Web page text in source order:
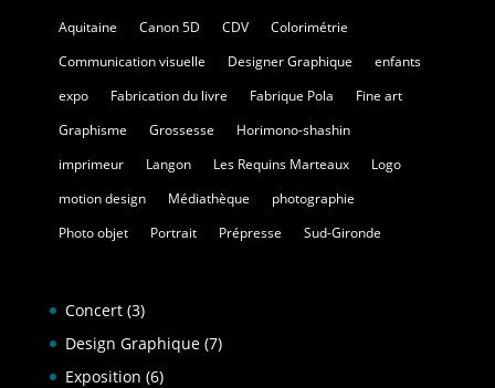
Aquitaine Canon 5D CDV
Colorimétrie
Communication visuelle
Designer Graphique
enfants
expo
Fabrication du livre Fabrique Pola
Fine art
Graphisme
Grossesse
Horimono-shashin
imprimeur
Langon Les Requins Marteaux
Logo
motion design
Médiathèque
photographie
Photo objet
Portrait Prépresse Sud-Gironde
Concert(3)
Design Graphique(7)
Exposition (6)